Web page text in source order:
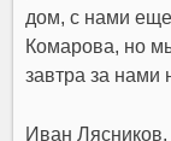
дом, с нами
Комарова, но
завтра за нами
Иван